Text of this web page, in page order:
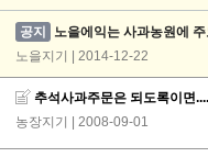
공지
노을에익는 사과농원에
노을지기 | 2014-12-22
추석사과주문은 되도록이면....
농장지기 | 2008-09-01